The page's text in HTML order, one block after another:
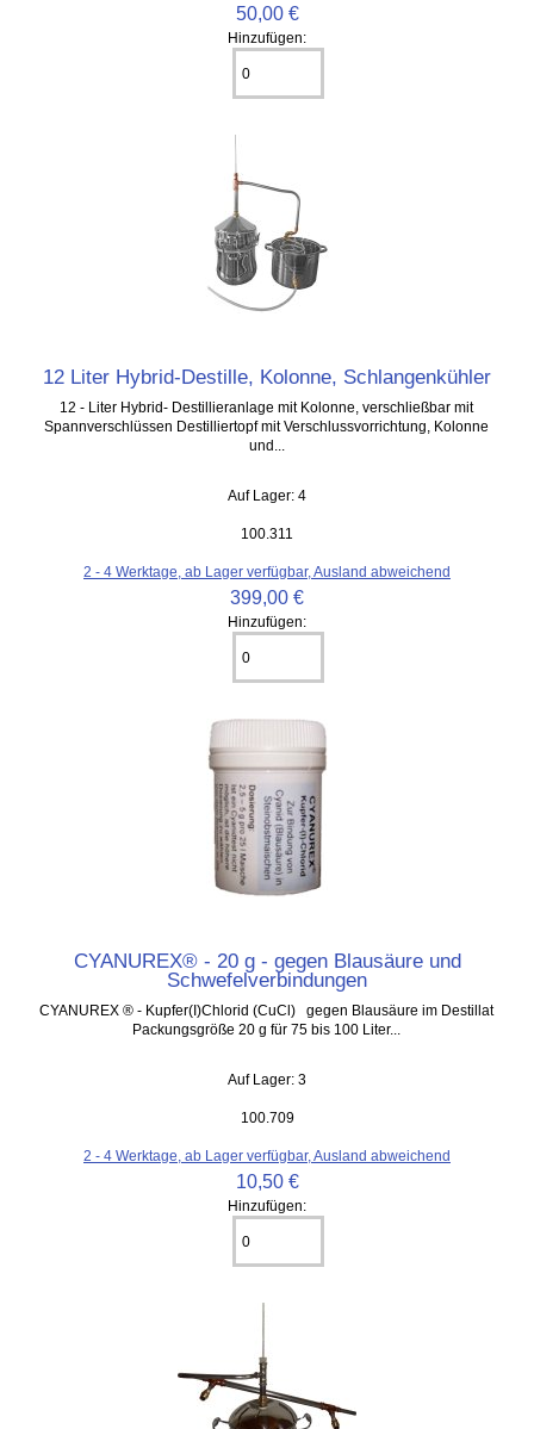
50,00 €
Hinzufügen:
12 Liter Hybrid-Destille, Kolonne, Schlangenkühler
12 - Liter Hybrid- Destillieranlage mit Kolonne, verschließbar mit
Spannverschlüssen Destilliertopf mit Verschlussvorrichtung, Kolonne
und...
Auf Lager: 4
100.311
2 - 4 Werktage, ab Lager verfügbar, Ausland abweichend
399,00 €
Hinzufügen:
CYANUREX® - 20 g - gegen Blausäure und
Schwefelverbindungen
CYANUREX ® - Kupfer(I)Chlorid (CuCl) gegen Blausäure im Destillat
Packungsgröße 20 g für 75 bis 100 Liter...
Auf Lager: 3
100.709
2 - 4 Werktage, ab Lager verfügbar, Ausland abweichend
10,50 €
Hinzufügen: